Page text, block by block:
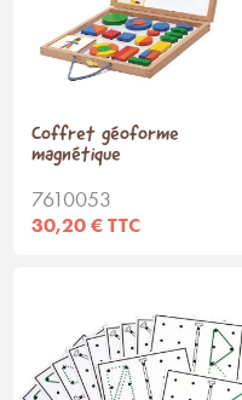
Coffret géoforme
magnétique
7610053
30,20 € TTC